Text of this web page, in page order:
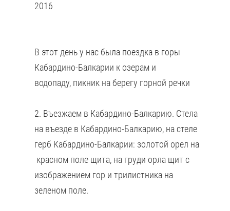
2016
В этот день у нас была поездка в горы
Кабардино-Балкарии к озерам и
водопаду, пикник на берегу горной речки
2. Въезжаем в Кабардино-Балкарию. Стела
на въезде в Кабардино-Балкарию, на стеле
герб Кабардино-Балкарии: золотой орел на
красном поле щита, на груди орла щит с
изображением гор и трилистника на
зеленом поле.